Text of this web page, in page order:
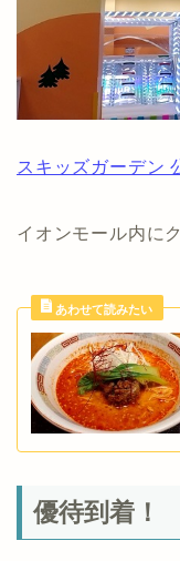
スキッズガーデン
イオンモール内に
優待到着！